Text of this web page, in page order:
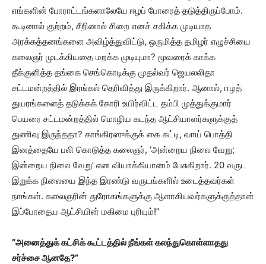
எங்களின் போராட்டங்களாலேயே ஈழப் போரைத் தடுத்திருப்போம்.
கூடினால் குற்றம், சீறினால் சிறை எனச் சகிக்க முடியாத
அரக்கத்தனங்களை அவிழ்த்துவிட்டு, ஒருமித்த தமிழர் எழுச்சியை
கலைஞர் முடக்கியதை மறக்க முடியுமா? மூவரைக் காக்க
தீக்குளித்த தங்கை செங்கொடிக்கு முதல்வர் ஜெயலலிதா
சட்டமன்றத்தில் இரங்கல் தெரிவித்து இருக்கிறார். ஆனால், ஈழத்
துயரங்களைத் தடுக்கக் கோரி உயிர்விட்ட தம்பி முத்துக்குமார்
பெயரை சட்டமன்றத்தில் மொழிய கடந்த ஆட்சியாளர்களுக்குத்
துணிவு இருந்ததா? காங்கிரஸுக்குக் கை கட்டி, வாய் பொத்தி
இனத்தையே பலி கொடுத்த கலைஞர், ‘அன்றைய நிலை வேறு;
இன்றைய நிலை வேறு’ என வியாக்கியானம் பேசுகிறார். 20 வருட
இறுக்க நிலையை இந்த இரண்டு வருடங்களில் உடைத்தவர்கள்
நாங்கள். கலைஞரின் துரோகங்களுக்கு ஆளாகியவர்களுக்குத்தான்
இப்போதைய ஆட்சியின் மகிமை புரியும்!”
”அனைத்துக் கட்சிக் கூட்டத்தில் நீங்கள் கலந்துகொள்ளாதது
சர்ச்சை ஆனதே?”